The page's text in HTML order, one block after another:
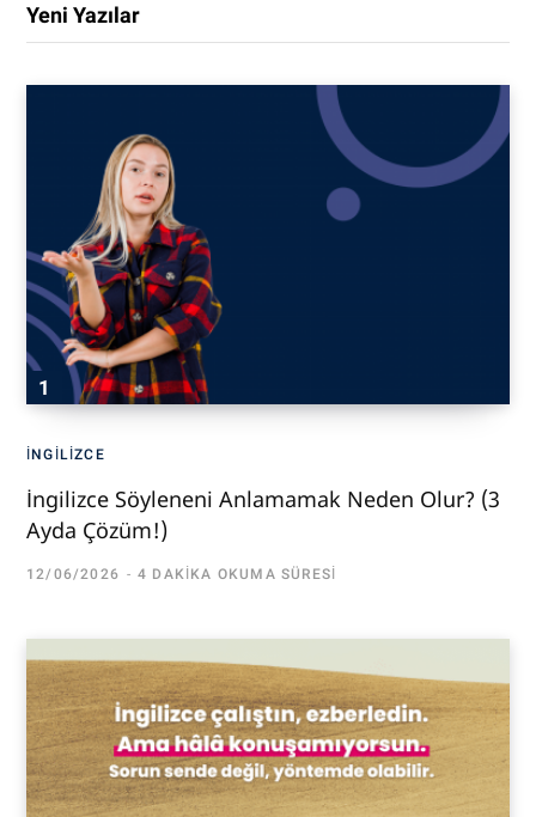
Yeni Yazılar
İNGILIZCE
İngilizce Söyleneni Anlamamak Neden Olur? (3
Ayda Çözüm!)
12/06/2026 4 DAKIKA OKUMA SÜRESI